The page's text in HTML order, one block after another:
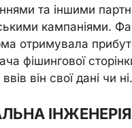
та іншими
кампаніями.
отримувала
фішингової
ввів він свої дані чи ні.
ІНЖЕНЕРІЯ